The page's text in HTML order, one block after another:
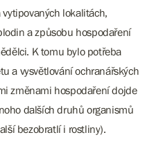
lokalitách,
a způsobu hospodaření
K tomu bylo potřeba
a vysvětlování ochranářských
změnami hospodaření dojde
dalších druhů organismů
bezobratlí i rostliny).